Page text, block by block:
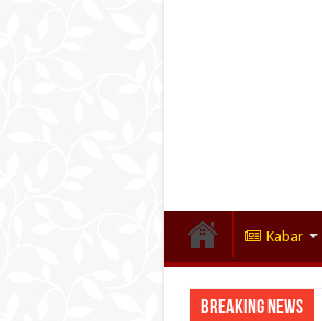
Kabar
Breaking News